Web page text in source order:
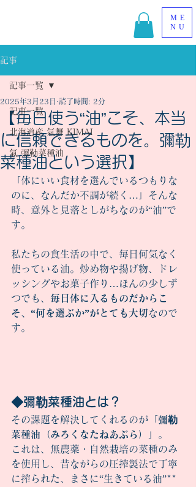
ME
NU
記事
記事一覧
北海道産 氣舞 KIMAI
氣 彌勒菜種油
記事一覧
【毎日使う“油”こそ、本当
に信頼できるものを。彌勒
菜種油という選択】
2025年3月23日 読了時間: 2分
「体にいい食材を選んでいるつもりな
のに、なんだか不調が続く…」そんな
時、意外と見落としがちなのが“油”で
す。
私たちの食生活の中で、毎日何気なく
使っている油。炒め物や揚げ物、ドレ
ッシングやお菓子作り…ほんの少しず
つでも、 毎日体に入るものだからこ
そ、“何を選ぶか”がとても大切なので
す。
◆彌勒菜種油とは？
その課題を解決してくれるのが「 彌勒
菜種油（みろくなたねあぶら）
」。
これは、無農薬・自然栽培の菜種のみ
を使用し、昔ながらの圧搾製法で丁寧
に搾られた、まさに“生きている油”**